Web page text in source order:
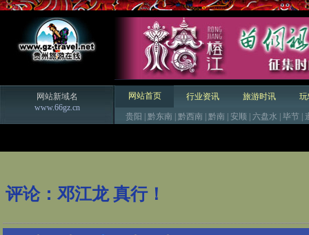
网站新域名
www.66gz.cn
网站首页 行业资讯 旅游时讯 玩
贵阳 黔东南 黔西南 黔南 安顺 六盘水 毕节
评论： 邓江龙 真行！